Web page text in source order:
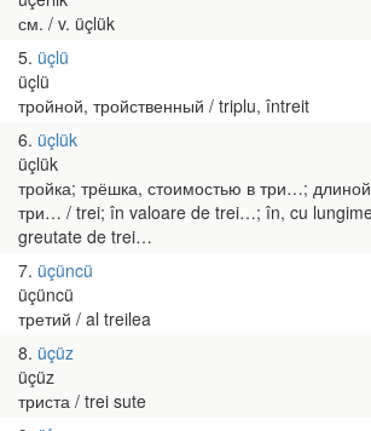
см. / v. üçlük
5 üçlü
üçlü
тройной, тройственный / triplu, întreit
6 üçlük
üçlük
тройка; трёшка, стоимостью в три…;
три… / trei; în valoare de trei…; în, cu
greutate de trei…
7 üçüncü
üçüncü
третий / al treilea
8 üçüz
üçüz
триста / trei sute